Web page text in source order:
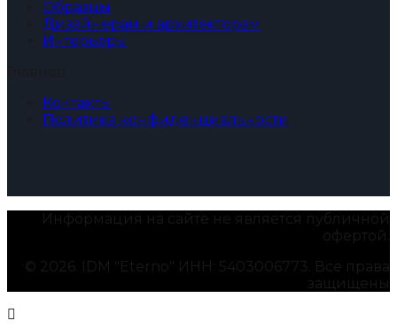
Образцы
Дизайнерам и архитекторам
Интерьеры
Контакты
Политика конфиденциальности
Информация на сайте не является публичной
офертой.
© 2026. IDM "Eterno" ИНН: 5403006773. Все права
защищены